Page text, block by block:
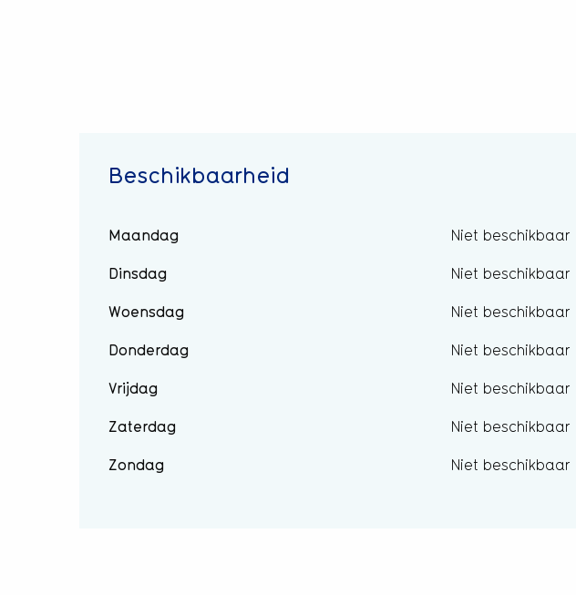
Beschikbaarheid
Maandag Niet beschikbaar
Dinsdag Niet beschikbaar
Woensdag Niet beschikbaar
Donderdag Niet beschikbaar
Vrijdag Niet beschikbaar
Zaterdag Niet beschikbaar
Zondag Niet beschikbaar